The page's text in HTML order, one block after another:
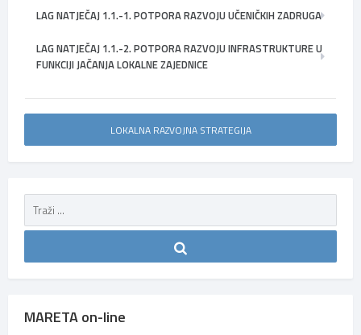
LAG NATJEČAJ 1.1.-1. POTPORA RAZVOJU UČENIČKIH ZADRUGA
LAG NATJEČAJ 1.1.-2. POTPORA RAZVOJU INFRASTRUKTURE U
FUNKCIJI JAČANJA LOKALNE ZAJEDNICE
LOKALNA RAZVOJNA STRATEGIJA
MARETA on-line